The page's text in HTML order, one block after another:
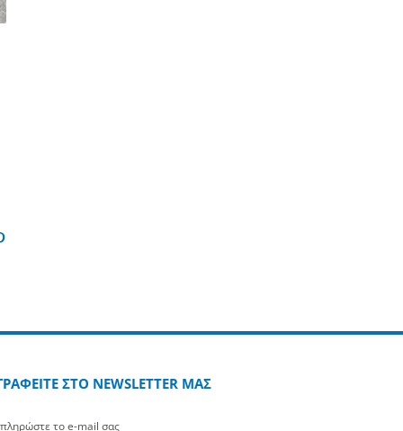
ΣΤΟ NEWSLETTER ΜΑΣ
το e-mail σας